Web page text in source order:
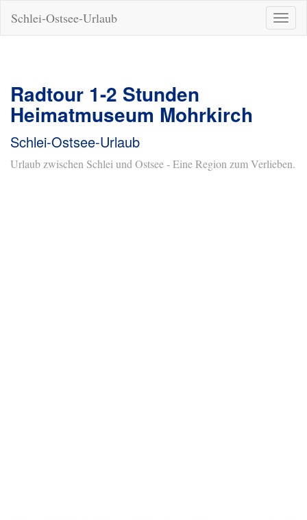
ein-/
Schlei-Ostsee-Urlaub
Radtour 1-2 Stunden
Heimatmuseum Mohrkirch
Schlei-Ostsee-Urlaub
Urlaub zwischen Schlei und Ostsee - Eine Region zum Verlieben.